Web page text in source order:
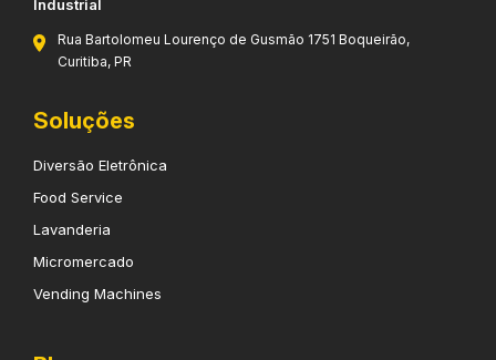
Industrial
Rua Bartolomeu Lourenço de Gusmão 1751 Boqueirão,
Curitiba, PR
Soluções
Diversão Eletrônica
Food Service
Lavanderia
Micromercado
Vending Machines